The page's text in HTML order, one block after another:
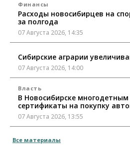
Финансы
Расходы новосибирцев на
за полгода
07 Августа 2026, 14:35
Сибирские аграрии
07 Августа 2026, 14:00
Власть
В Новосибирске
сертификаты на покупку
07 Августа 2026, 13:55
Треть автовладельцев в
Все материалы